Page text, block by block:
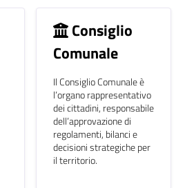
Consiglio
Comunale
Il Consiglio Comunale è
l’organo rappresentativo
dei cittadini, responsabile
dell’approvazione di
regolamenti, bilanci e
decisioni strategiche per
il territorio.